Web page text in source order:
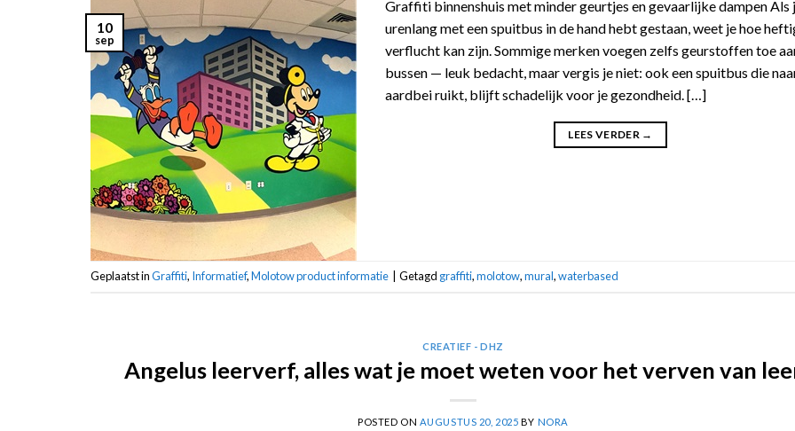
10
sep
Graffiti binnenshuis met minder geurtjes en gevaarlijke dampen Als
urenlang met een spuitbus in de hand hebt gestaan, weet je hoe
verflucht kan zijn. Sommige merken voegen zelfs geurstoffen toe
bussen — leuk bedacht, maar vergis je niet: ook een spuitbus die
aardbei ruikt, blijft schadelijk voor je gezondheid. […]
LEES VERDER →
Geplaatst inGraffiti, Informatief,Molotow product informatie Getagd graffiti,molotow,mural,waterbased
CREATIEF - DHZ
Angelus leerverf, alles wat je moet weten voor het verven van
POSTED ON AUGUSTUS 20, 2025 BY NORA